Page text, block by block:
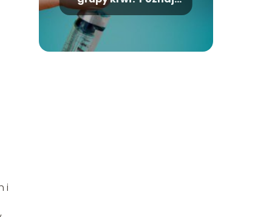
i
odpowiedź